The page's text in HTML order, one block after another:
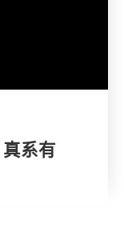
真系有